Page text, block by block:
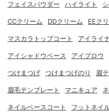
フェイスパウダー ハイライト
CCクリーム DDクリーム EEク
マスカラトップコート アイライ
アイシャドウベース アイブロウ
つけまつげ つけまつげのり 眉
眉毛テンプレート マニキュア
ネイルベースコート フットネイ